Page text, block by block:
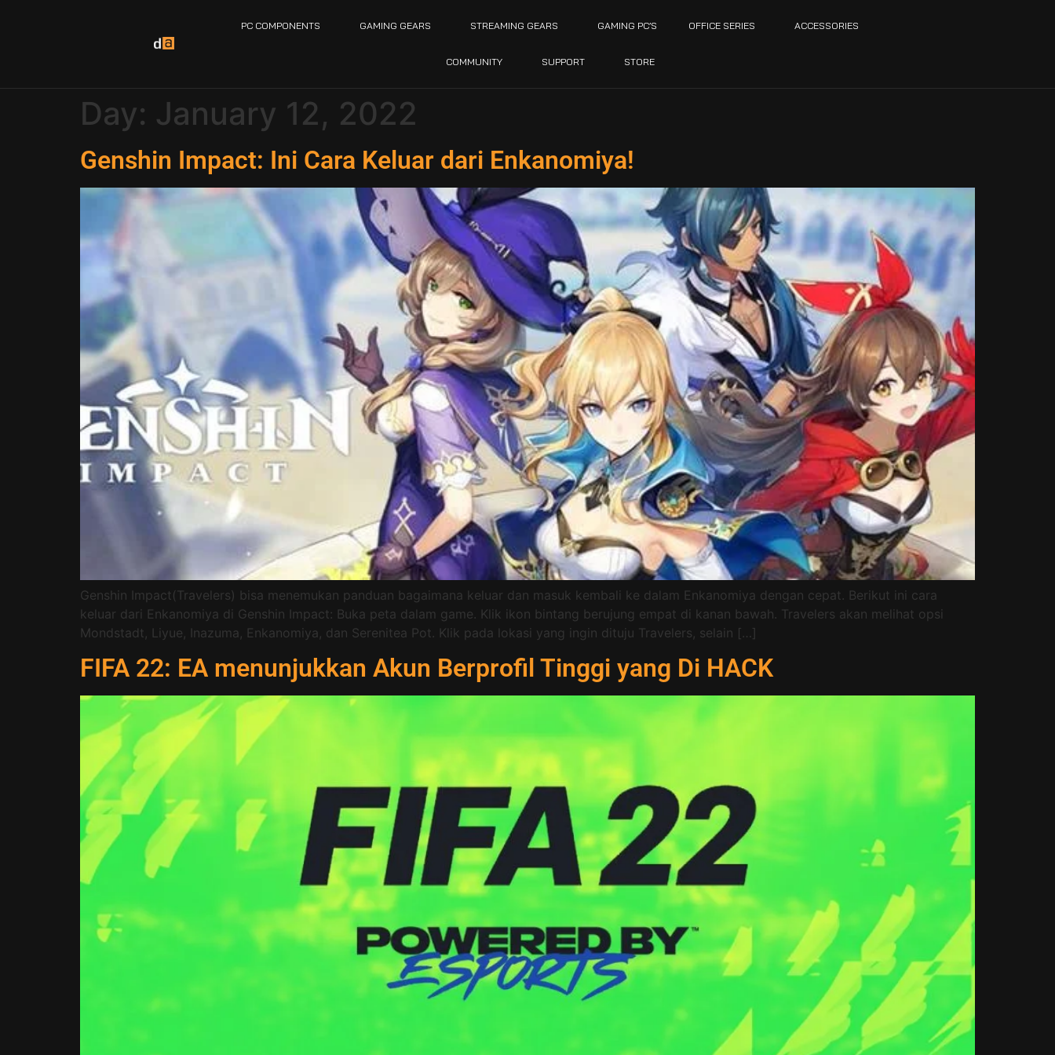
PC COMPONENTS GAMING GEARS STREAMING GEARS GAMING PC’S OFFICE SERIES ACCESSORIES
COMMUNITY SUPPORT STORE
Day: January 12, 2022
Genshin Impact: Ini Cara Keluar dari Enkanomiya!
Genshin Impact(Travelers) bisa menemukan panduan bagaimana keluar dan masuk kembali ke dalam Enkanomiya dengan cepat. Berikut ini cara
keluar dari Enkanomiya di Genshin Impact: Buka peta dalam game. Klik ikon bintang berujung empat di kanan bawah. Travelers akan melihat opsi
Mondstadt, Liyue, Inazuma, Enkanomiya, dan Serenitea Pot. Klik pada lokasi yang ingin dituju Travelers, selain […]
FIFA 22: EA menunjukkan Akun Berprofil Tinggi yang Di HACK